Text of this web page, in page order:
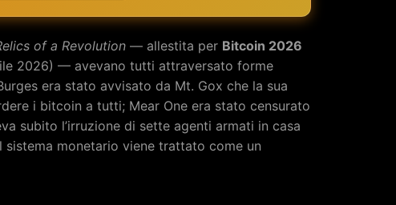
of a Revolution — allestita per Bitcoin 2026
2026) — avevano tutti attraversato forme
era stato avvisato da Mt. Gox che la sua
i bitcoin a tutti; Mear One era stato censurato
subito l’irruzione di sette agenti armati in casa
monetario viene trattato come un